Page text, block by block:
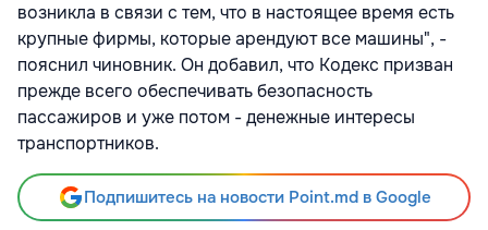
возникла в связи с тем, что в настоящее время есть
крупные фирмы, которые арендуют все машины", -
пояснил чиновник. Он добавил, что Кодекс призван
прежде всего обеспечивать безопасность
пассажиров и уже потом - денежные интересы
транспортников.
Подпишитесь на новости Point.md в Google